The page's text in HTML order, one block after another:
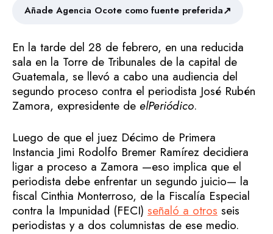
Añade Agencia Ocote como fuente preferida↗
En la tarde del 28 de febrero, en una reducida
sala en la Torre de Tribunales de la capital de
Guatemala, se llevó a cabo una audiencia del
segundo proceso contra el periodista José Rubén
Zamora, expresidente de elPeriódico.
Luego de que el juez Décimo de Primera
Instancia Jimi Rodolfo Bremer Ramírez decidiera
ligar a proceso a Zamora —eso implica que el
periodista debe enfrentar un segundo juicio— la
fiscal Cinthia Monterroso, de la Fiscalía Especial
contra la Impunidad (FECI) señaló a otros seis
periodistas y a dos columnistas de ese medio.